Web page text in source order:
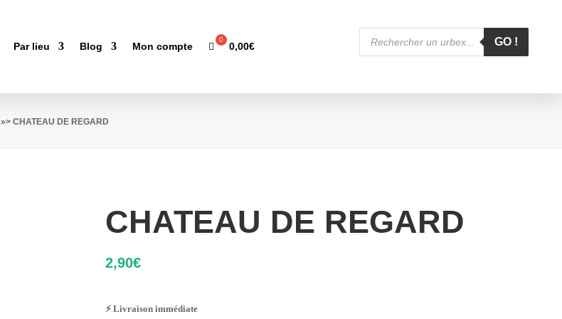
Par lieu Blog Mon compte 0,00€
Recherche
produits
GO !
»> CHATEAU DE REGARD
CHATEAU DE REGARD
2,90€
⚡ Livraison immédiate